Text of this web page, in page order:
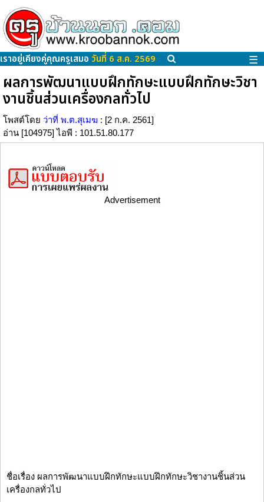
เราอยู่เคียงคู่คุณครูเสมอ วันที่ 6 ส.ค. 2569 ☰
ผลการพัฒนาแบบฝึกทักษะแบบฝึกทักษะวิชา
งานชิ้นส่วนเครื่องกลทั่วไป
โพสต์โดย ว่าที่ พ.ต.สุเมฆ : [2 ก.ค. 2561]
อ่าน [104975] ไอพี : 101.51.80.177
Advertisement
ชื่อเรื่อง ผลการพัฒนาแบบฝึกทักษะแบบฝึกทักษะวิชางานชิ้นส่วน
เครื่องกลทั่วไป